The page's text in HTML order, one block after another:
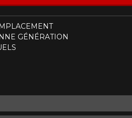
GÉNÉRATION
vous?